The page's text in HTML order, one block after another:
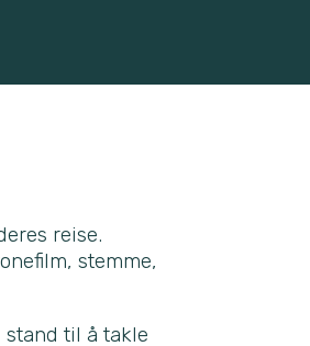
reise.
stemme,
stand til å takle